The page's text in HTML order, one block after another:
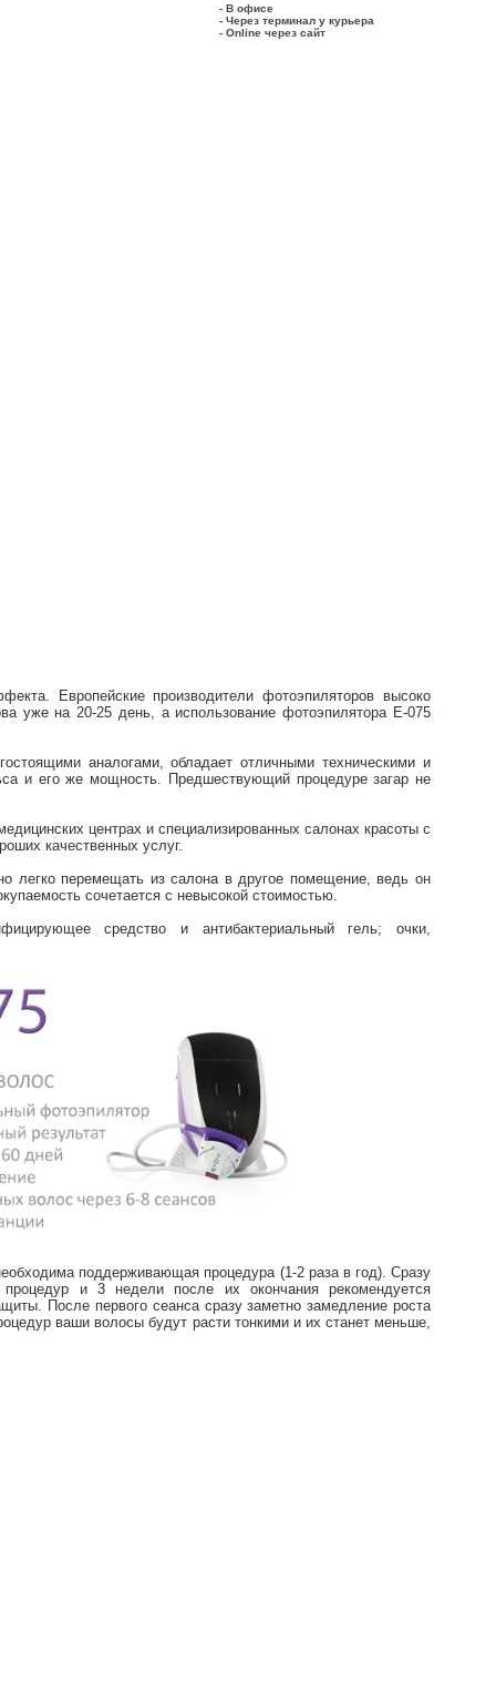
- В офисе
- Через терминал у курьера
- Online через сайт
Европейские производители фотоэпиляторов высоко
уже на 20-25 день, а использование фотоэпилятора Е-075
аналогами, обладает отличными техническими и
и его же мощность. Предшествующий процедуре загар не
центрах и специализированных салонах красоты с
качественных услуг.
легко перемещать из салона в другое помещение, ведь он
сочетается с невысокой стоимостью.
средство и антибактериальный гель; очки,
поддерживающая процедура (1-2 раза в год). Сразу
и 3 недели после их окончания рекомендуется
После первого сеанса сразу заметно замедление роста
ваши волосы будут расти тонкими и их станет меньше,